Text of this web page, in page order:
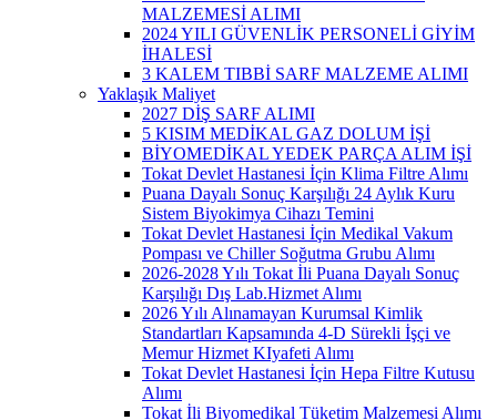
MALZEMESİ ALIMI
2024 YILI GÜVENLİK PERSONELİ GİYİM
İHALESİ
3 KALEM TIBBİ SARF MALZEME ALIMI
Yaklaşık Maliyet
2027 DİŞ SARF ALIMI
5 KISIM MEDİKAL GAZ DOLUM İŞİ
BİYOMEDİKAL YEDEK PARÇA ALIM İŞİ
Tokat Devlet Hastanesi İçin Klima Filtre Alımı
Puana Dayalı Sonuç Karşılığı 24 Aylık Kuru
Sistem Biyokimya Cihazı Temini
Tokat Devlet Hastanesi İçin Medikal Vakum
Pompası ve Chiller Soğutma Grubu Alımı
2026-2028 Yılı Tokat İli Puana Dayalı Sonuç
Karşılığı Dış Lab.Hizmet Alımı
2026 Yılı Alınamayan Kurumsal Kimlik
Standartları Kapsamında 4-D Sürekli İşçi ve
Memur Hizmet KIyafeti Alımı
Tokat Devlet Hastanesi İçin Hepa Filtre Kutusu
Alımı
Tokat İli Biyomedikal Tüketim Malzemesi Alımı